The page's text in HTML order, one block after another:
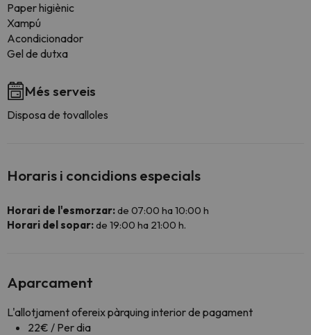
Paper higiènic
Xampú
Acondicionador
Gel de dutxa
Més serveis
Disposa de tovalloles
Horaris i concidions especials
Horari de l'esmorzar:de 07:00 ha 10:00 h
Horari del sopar:de 19:00 ha 21:00 h.
Aparcament
L'allotjament ofereix pàrquing interior de pagament
22€ / Per dia